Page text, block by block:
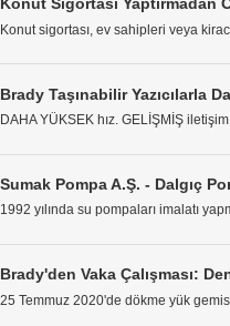
Konut sigortası, ev sahipleri veya
1992 yılında su pompaları imalatı